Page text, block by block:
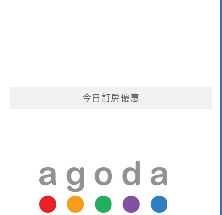
今日訂房優惠